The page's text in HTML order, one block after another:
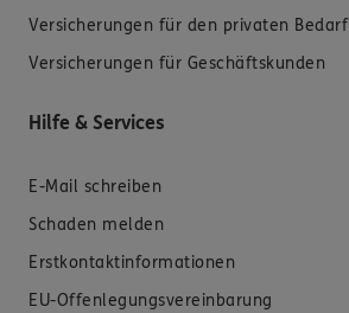
Versicherungen für den privaten Bedarf
Versicherungen für Geschäftskunden
Hilfe & Services
E-Mail schreiben
Schaden melden
Erstkontaktinformationen
EU-Offenlegungsvereinbarung